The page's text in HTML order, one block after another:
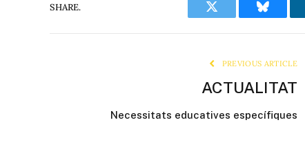
SHARE.
Twitter Bluesky
PREVIOUS ARTICLE
ACTUALITAT
Necessitats educatives específiques